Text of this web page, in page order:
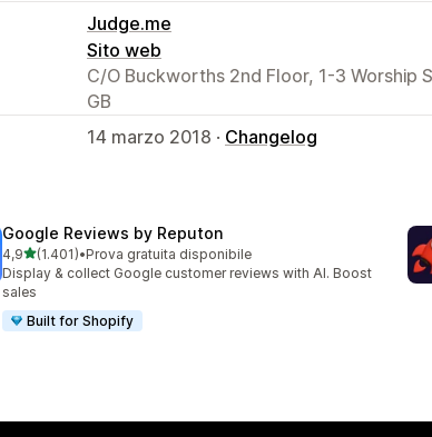
Judge.me
Sito web
C/O Buckworths 2nd Floor, 1-3 Worship
GB
14 marzo 2018 · Changelog
Google Reviews by Reputon
4,9stelle su 5
(1.401)
1401 recensioni totali
•Prova gratuita disponibile
Display & collect Google customer reviews with AI. Boost
sales
Built for Shopify